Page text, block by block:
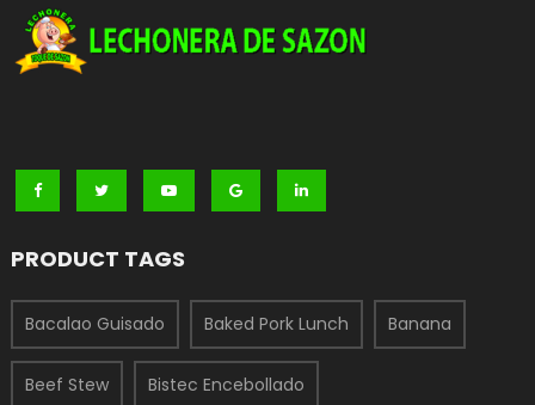
PRODUCT TAGS
Bacalao Guisado Baked Pork Lunch Banana
Beef Stew Bistec Encebollado